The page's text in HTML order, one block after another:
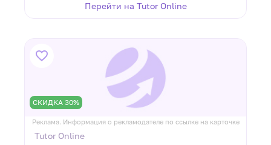
Перейти на Tutor Online
СКИДКА 30%
Реклама. Информация о рекламодателе по ссылке на карточке
Tutor Online